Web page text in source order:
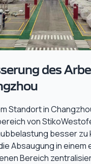
des
Standort in
von
besser zu
Absaugung in einem
Bereich